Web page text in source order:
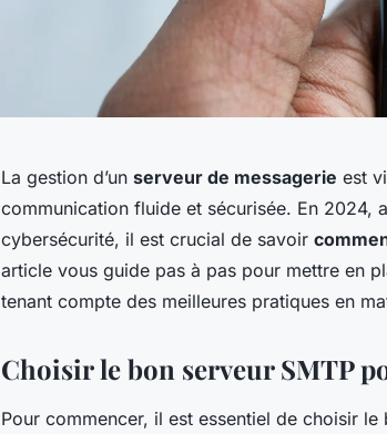
La gestion d’un serveur de messagerie est
communication fluide et sécurisée. En 2024,
cybersécurité, il est crucial de savoir
article vous guide pas à pas pour mettre en
tenant compte des meilleures pratiques en
Choisir le bon serveur SMTP
Pour commencer, il est essentiel de choisir le